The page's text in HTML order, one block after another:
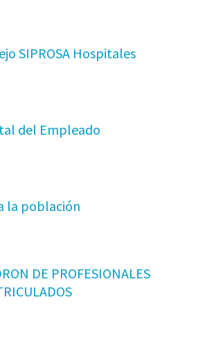
SIPROSA Hospitales
del Empleado
la población
DE PROFESIONALES